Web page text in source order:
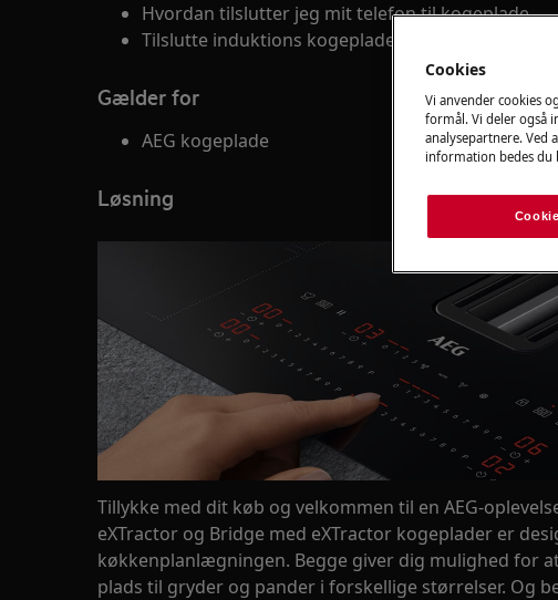
Hvordan tilslutter jeg mit telefon til kogeplade
Tilslutte induktions kogeplade til WIFI
Gælder for
AEG kogeplade
Løsning
Tillykke med dit køb og velkommen til en AEG-
eXTractor og Bridge med eXTractor kogeplader er
køkkenplanlægningen. Begge giver dig mulighed for
plads til gryder og pander i forskellige størrelser. Og
Cookies
Vi anvender cookies
formål. Vi deler også
analysepartnere. Ved
information bedes du